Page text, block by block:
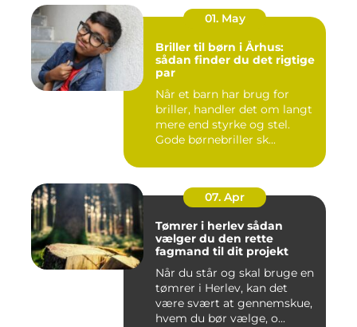
01. May
Briller til børn i Århus:
sådan finder du det rigtige
par
Når et barn har brug for
briller, handler det om langt
mere end styrke og stel.
Gode børnebriller sk...
07. Apr
Tømrer i herlev sådan
vælger du den rette
fagmand til dit projekt
Når du står og skal bruge en
tømrer i Herlev, kan det
være svært at gennemskue,
hvem du bør vælge, o...